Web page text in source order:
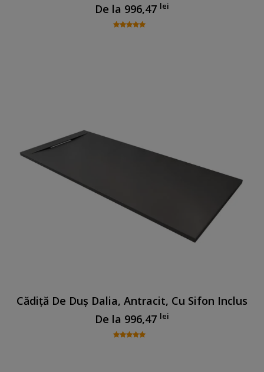
De la 996,47 lei
Cădiță De Duș Dalia, Antracit, Cu Sifon Inclus
De la 996,47 lei